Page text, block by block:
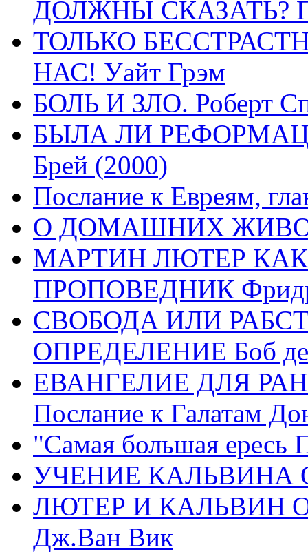
ДОЛЖНЫ СКАЗАТЬ?
ТОЛЬКО
НАС! Уайт Грэм
БОЛЬ И ЗЛО. Роберт
БЫЛА ЛИ
Брей (2000)
Послание к Евреям,
О ДОМАШНИХ
МАРТИН ЛЮТЕР
ПРОПОВЕДНИК
СВОБОДА ИЛИ
ОПРЕДЕЛЕНИЕ Боб де
ЕВАНГЕЛИЕ ДЛЯ
Послание к Галатам
"Самая большая ересь
УЧЕНИЕ КАЛЬВИНА
ЛЮТЕР И КАЛЬВИН
Дж.Ван Вик